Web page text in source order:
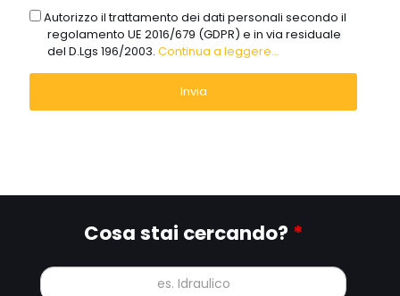
gdprAutorizzo il trattamento dei dati personali secondo il
regolamento UE 2016/679 (GDPR) e in via residuale
del D.Lgs 196/2003. Continua a leggere...
Cosa stai cercando? *